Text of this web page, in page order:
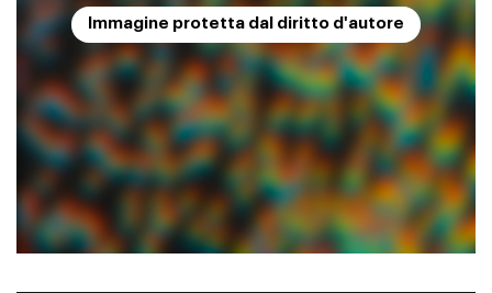
Immagine protetta dal diritto d'autore